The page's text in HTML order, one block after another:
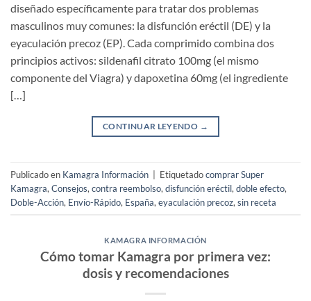
diseñado específicamente para tratar dos problemas
masculinos muy comunes: la disfunción eréctil (DE) y la
eyaculación precoz (EP). Cada comprimido combina dos
principios activos: sildenafil citrato 100mg (el mismo
componente del Viagra) y dapoxetina 60mg (el ingrediente
[…]
CONTINUAR LEYENDO →
Publicado en Kamagra Información Etiquetadocomprar Super
Kamagra, Consejos, contra reembolso, disfunción eréctil, doble efecto,
Doble-Acción, Envío-Rápido, España, eyaculación precoz, sin receta
KAMAGRA INFORMACIÓN
Cómo tomar Kamagra por primera vez:
dosis y recomendaciones